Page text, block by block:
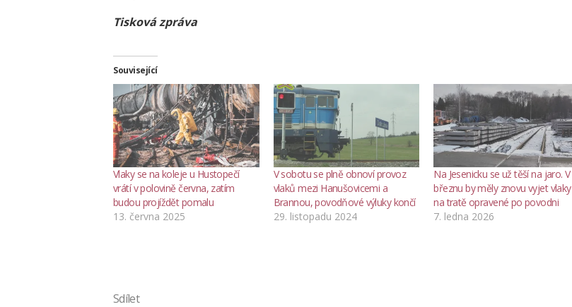
Tisková zpráva
Související
Vlaky se na koleje u Hustopečí
vrátí v polovině června, zatím
budou projíždět pomalu
13. června 2025
V sobotu se plně obnoví provoz
vlaků mezi Hanušovicemi a
Brannou, povodňové výluky končí
29. listopadu 2024
Na Jesenicku se už těší na jaro. V
březnu by měly znovu vyjet vlaky
na tratě opravené po povodni
7. ledna 2026
Sdílet